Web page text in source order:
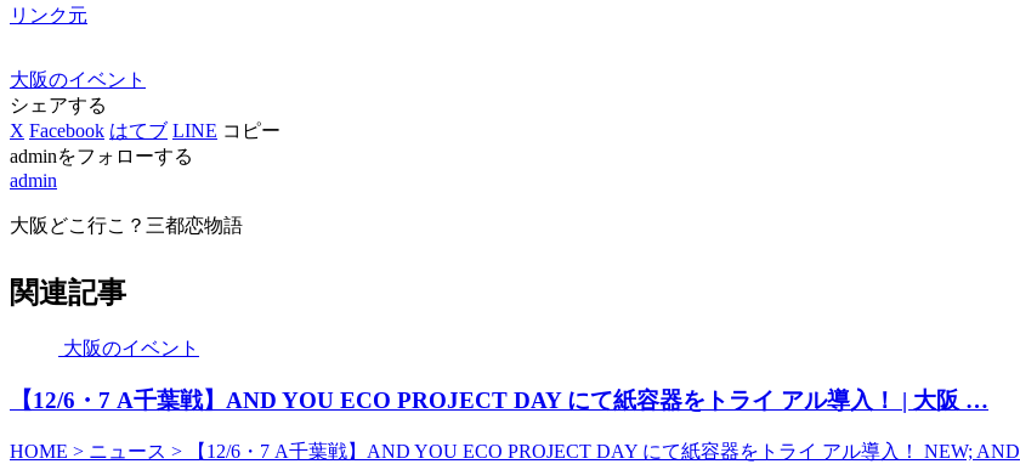
リンク元
大阪のイベント
シェアする
X Facebook はてブ LINE コピー
adminをフォローする
admin
大阪どこ行こ？三都恋物語
関連記事
大阪のイベント
【12/6・7 A千葉戦】AND YOU ECO PROJECT DAY にて紙容器をトライ アル導入！ | 大阪 …
HOME > ニュース > 【12/6・7 A千葉戦】AND YOU ECO PROJECT DAY にて紙容器をトライ アル導入！ NEW; AND